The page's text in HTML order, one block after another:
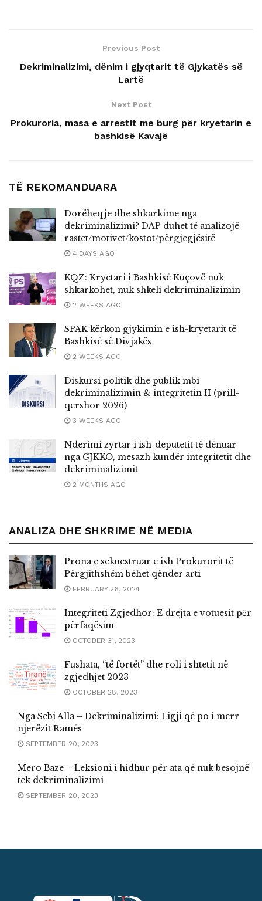
Previous Post
Dekriminalizimi, dënim i gjyqtarit të Gjykatës së
Lartë
Next Post
Prokuroria, masa e arrestit me burg për kryetarin e
bashkisë Kavajë
TË REKOMANDUARA
Dorëheqje dhe shkarkime nga
dekriminalizimi? DAP duhet të analizojë
rastet/motivet/kostot/përgjegjësitë
4 DAYS AGO
KQZ: Kryetari i Bashkisë Kuçovë nuk
shkarkohet, nuk shkeli dekriminalizimin
2 WEEKS AGO
SPAK kërkon gjykimin e ish-kryetarit të
Bashkisë së Divjakës
2 WEEKS AGO
Diskursi politik dhe publik mbi
dekriminalizimin & integritetin II (prill-
qershor 2026)
3 WEEKS AGO
Nderimi zyrtar i ish-deputetit të dënuar
nga GJKKO, mesazh kundër integritetit dhe
dekriminalizimit
2 MONTHS AGO
ANALIZA DHE SHKRIME NË MEDIA
Prona e sekuestruar e ish Prokurorit të
Përgjithshëm bëhet qënder arti
FEBRUARY 26, 2024
Integriteti Zgjedhor: E drejta e votuesit pёr
përfaqësim
OCTOBER 31, 2023
Fushata, “të fortët” dhe roli i shtetit në
zgjedhjet 2023
OCTOBER 28, 2023
Nga Sebi Alla – Dekriminalizimi: Ligji që po i merr
njerëzit Ramës
SEPTEMBER 20, 2023
Mero Baze – Leksioni i hidhur për ata që nuk besojnë
tek dekriminalizimi
SEPTEMBER 20, 2023